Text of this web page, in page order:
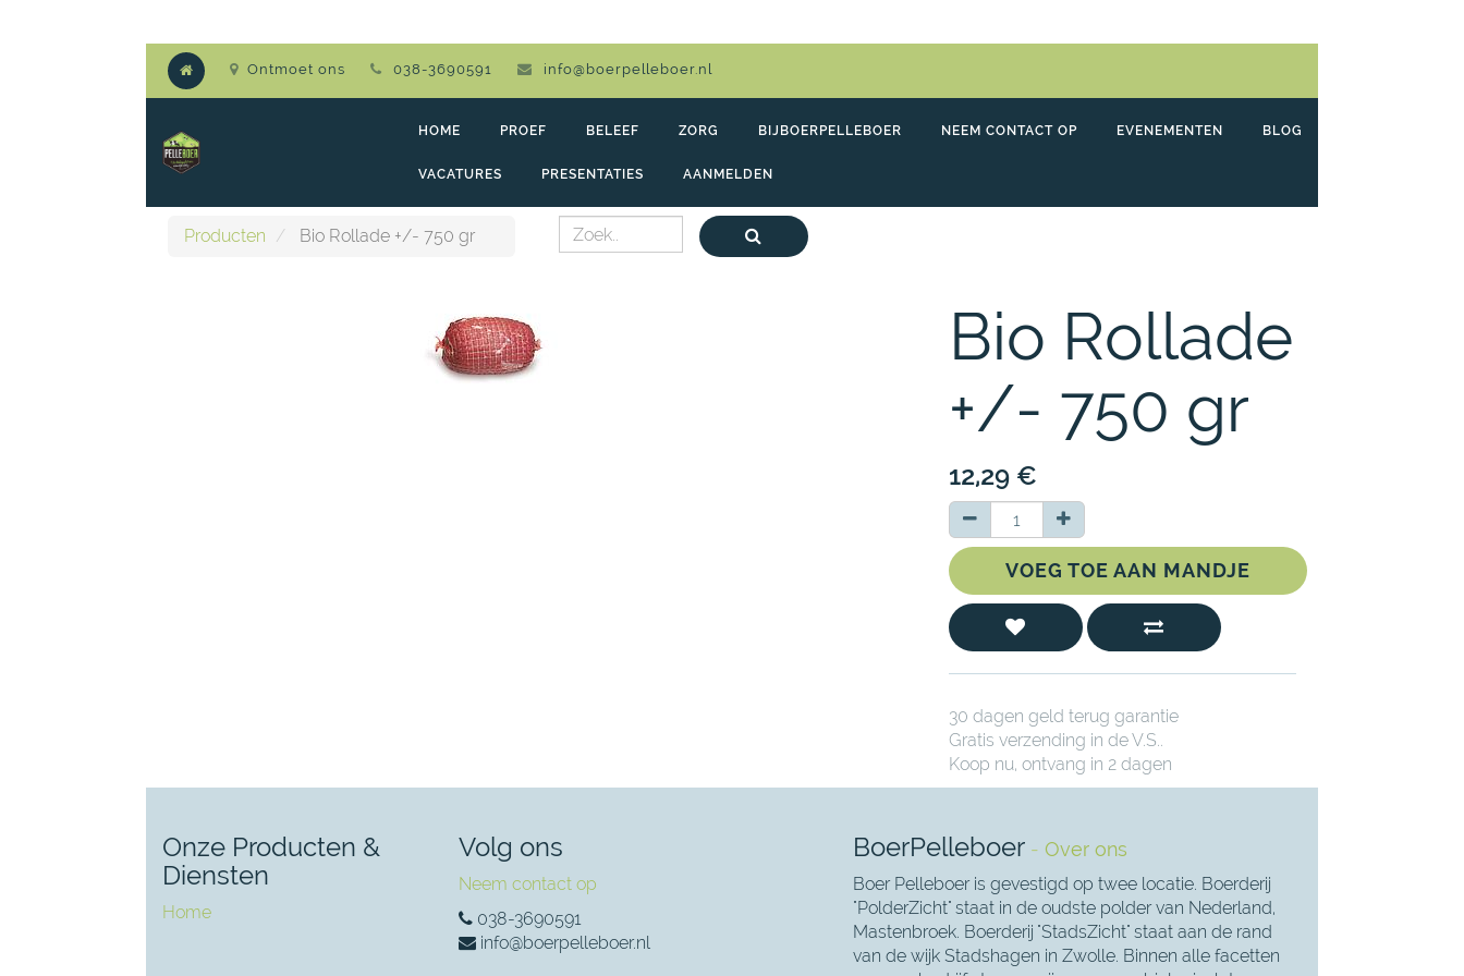
Ontmoet ons 038-3690591 info@boerpelleboer.nl
HOME PROEF BELEEF ZORG BIJBOERPELLEBOER NEEM CONTACT OP EVENEMENTEN BLOG
VACATURES PRESENTATIES AANMELDEN
Producten Bio Rollade +/- 750 gr
Bio Rollade
+/- 750 gr
12,29 €
VOEG TOE AAN MANDJE
30 dagen geld terug garantie
Gratis verzending in de V.S..
Koop nu, ontvang in 2 dagen
Onze Producten &
Diensten
Home
Volg ons
Neem contact op
038-3690591
info@boerpelleboer.nl
BoerPelleboer - Over ons
Boer Pelleboer is gevestigd op twee locatie. Boerderij
"PolderZicht" staat in de oudste polder van Nederland,
Mastenbroek. Boerderij "StadsZicht" staat aan de rand
van de wijk Stadshagen in Zwolle. Binnen alle facetten